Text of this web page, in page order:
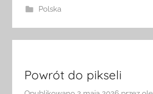
Powrót do pikseli